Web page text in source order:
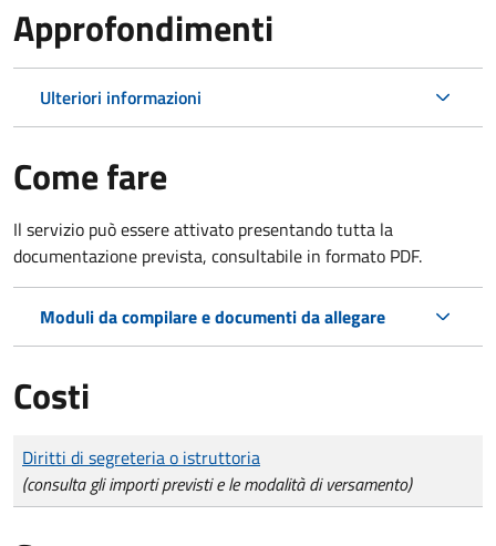
Approfondimenti
Ulteriori informazioni
Come fare
Il servizio può essere attivato presentando tutta la
documentazione prevista, consultabile in formato PDF.
Moduli da compilare e documenti da allegare
Costi
Tipo di pagamento
Importo
Diritti di segreteria o istruttoria
(consulta gli importi previsti e le modalità di versamento)